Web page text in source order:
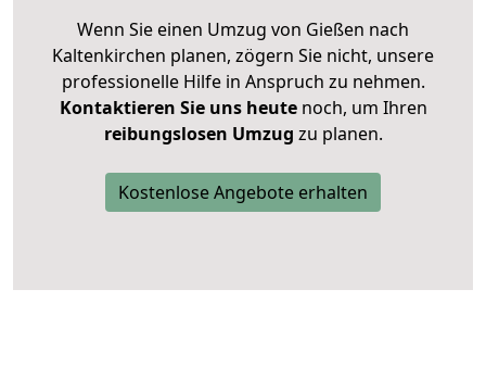
Wenn Sie einen Umzug von Gießen nach
Kaltenkirchen planen, zögern Sie nicht, unsere
professionelle Hilfe in Anspruch zu nehmen.
Kontaktieren Sie uns heutenoch, um Ihren
reibungslosen Umzug zu planen.
Kostenlose Angebote erhalten